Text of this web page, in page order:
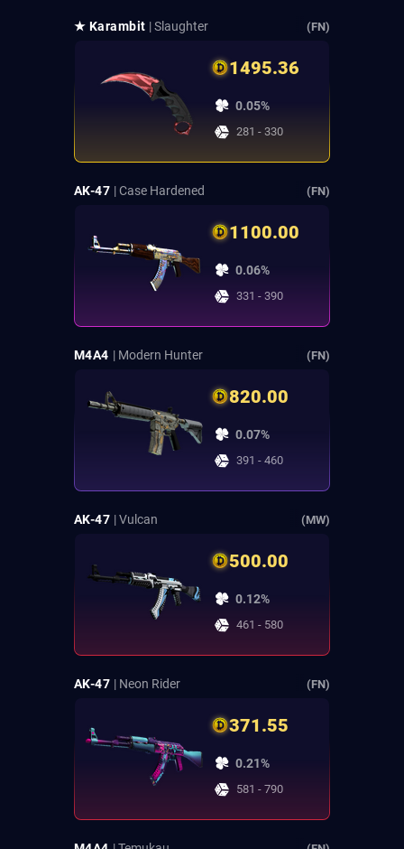
★ Karambit | Slaughter (FN)
1495.36
0.05%
281 - 330
AK-47 | Case Hardened (FN)
1100.00
0.06%
331 - 390
M4A4 | Modern Hunter (FN)
820.00
0.07%
391 - 460
AK-47 | Vulcan (MW)
500.00
0.12%
461 - 580
AK-47 | Neon Rider (FN)
371.55
0.21%
581 - 790